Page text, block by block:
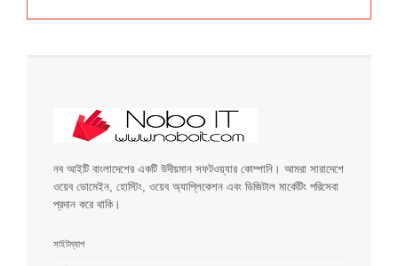
নব আইটি বাংলাদেশের একটি উদীয়মান সফটওয়্যার কোম্পানি। আমরা সারাদেশে
ওয়েব ডোমেইন, হোস্টিং, ওয়েব অ্যাপ্লিকেশন এবং ডিজিটাল মার্কেটিং পরিসেবা
প্রদান করে থাকি।
সাইটম্যাপ